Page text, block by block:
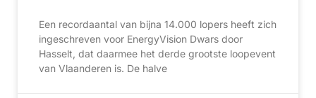
Een recordaantal van bijna 14.000 lopers heeft zich
ingeschreven voor EnergyVision Dwars door
Hasselt, dat daarmee het derde grootste loopevent
van Vlaanderen is. De halve